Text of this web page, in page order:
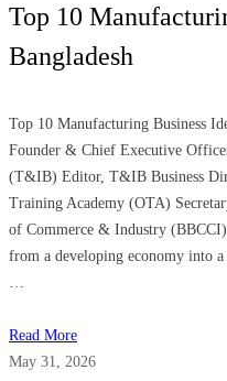
Top 10
Bangladesh
Top 10 Manufacturing Business
Founder & Chief Executive
(T&IB) Editor, T&IB Business
Training Academy (OTA)
of Commerce & Industry
from a developing economy into
Read More
May 31, 2026